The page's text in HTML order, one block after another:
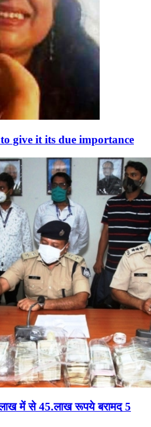
give it its due importance
में से 45.लाख रूपये बरामद 5